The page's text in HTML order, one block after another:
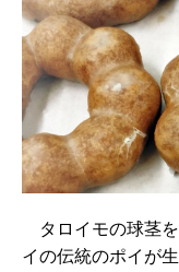
タロイモの球茎
イの伝統のポイが